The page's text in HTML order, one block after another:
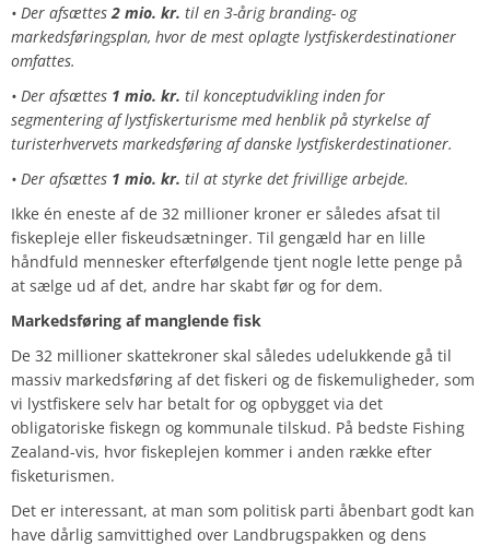
• Der afsættes 2 mio. kr. til en 3-årig branding- og
markedsføringsplan, hvor de mest oplagte lystfiskerdestinationer
omfattes.
• Der afsættes 1 mio. kr. til konceptudvikling inden for
segmentering af lystfiskerturisme med henblik på styrkelse af
turisterhvervets markedsføring af danske lystfiskerdestinationer.
• Der afsættes 1 mio. kr. til at styrke det frivillige arbejde.
Ikke én eneste af de 32 millioner kroner er således afsat til
fiskepleje eller fiskeudsætninger. Til gengæld har en lille
håndfuld mennesker efterfølgende tjent nogle lette penge på
at sælge ud af det, andre har skabt før og for dem.
Markedsføring af manglende fisk
De 32 millioner skattekroner skal således udelukkende gå til
massiv markedsføring af det fiskeri og de fiskemuligheder, som
vi lystfiskere selv har betalt for og opbygget via det
obligatoriske fiskegn og kommunale tilskud. På bedste Fishing
Zealand-vis, hvor fiskeplejen kommer i anden række efter
fisketurismen.
Det er interessant, at man som politisk parti åbenbart godt kan
have dårlig samvittighed over Landbrugspakken og dens